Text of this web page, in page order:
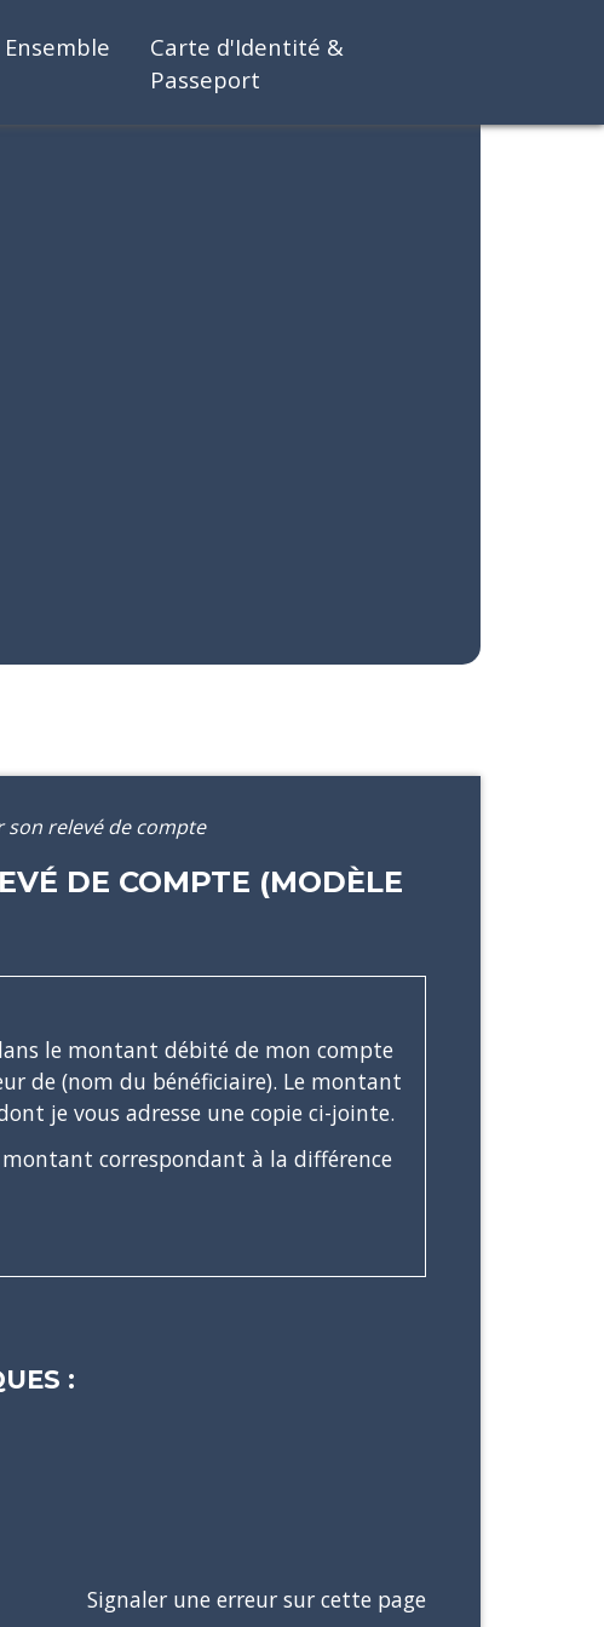
Ensemble
Carte d'Identité &
Passeport
relevé de compte
DE COMPTE (MODÈLE
le montant débité de mon compte
de (nom du bénéficiaire). Le montant
je vous adresse une copie ci-jointe.
correspondant à la différence
:
Signaler une erreur sur cette page